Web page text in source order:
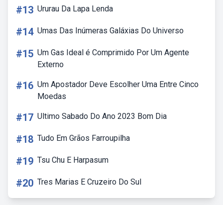
#13 Ururau Da Lapa Lenda
#14 Umas Das Inúmeras Galáxias Do Universo
#15 Um Gas Ideal é Comprimido Por Um Agente
Externo
#16 Um Apostador Deve Escolher Uma Entre Cinco
Moedas
#17 Ultimo Sabado Do Ano 2023 Bom Dia
#18 Tudo Em Grãos Farroupilha
#19 Tsu Chu E Harpasum
#20 Tres Marias E Cruzeiro Do Sul